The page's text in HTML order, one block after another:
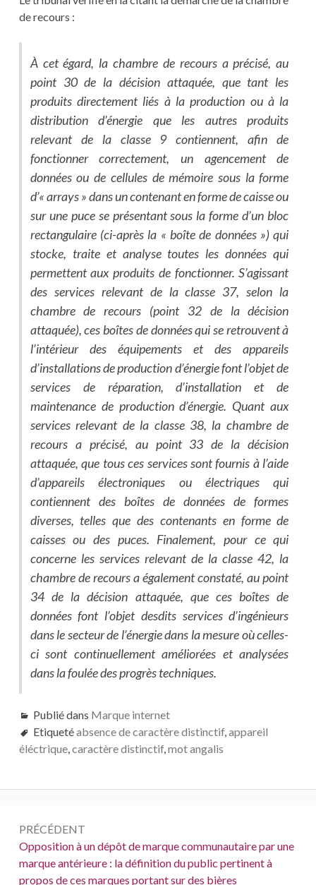
de recours :
À cet égard, la chambre de recours a précisé, au
point 30 de la décision attaquée, que tant les
produits directement liés à la production ou à la
distribution d’énergie que les autres produits
relevant de la classe 9 contiennent, afin de
fonctionner correctement, un agencement de
données ou de cellules de mémoire sous la forme
d’« arrays » dans un contenant en forme de caisse ou
sur une puce se présentant sous la forme d’un bloc
rectangulaire (ci-après la « boîte de données ») qui
stocke, traite et analyse toutes les données qui
permettent aux produits de fonctionner. S’agissant
des services relevant de la classe 37, selon la
chambre de recours (point 32 de la décision
attaquée), ces boîtes de données qui se retrouvent à
l’intérieur des équipements et des appareils
d’installations de production d’énergie font l’objet de
services de réparation, d’installation et de
maintenance de production d’énergie. Quant aux
services relevant de la classe 38, la chambre de
recours a précisé, au point 33 de la décision
attaquée, que tous ces services sont fournis à l’aide
d’appareils électroniques ou électriques qui
contiennent des boîtes de données de formes
diverses, telles que des contenants en forme de
caisses ou des puces. Finalement, pour ce qui
concerne les services relevant de la classe 42, la
chambre de recours a également constaté, au point
34 de la décision attaquée, que ces boîtes de
données font l’objet desdits services d’ingénieurs
dans le secteur de l’énergie dans la mesure où celles-
ci sont continuellement améliorées et analysées
dans la foulée des progrès techniques.
Publié dans Marque internet
Etiquetéabsence de caractère distinctif, appareil
éléctrique, caractère distinctif, mot angalis
Navigation
de
l’article
PRÉCÉDENT
Précédent :
Opposition à un dépôt de marque communautaire par une
marque antérieure : la définition du public pertinent à
propos de ces marques portant sur des bières